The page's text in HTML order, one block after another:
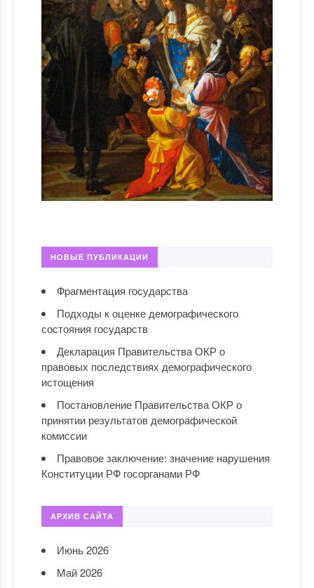
НОВЫЕ ПУБЛИКАЦИИ
Фрагментация государства
Подходы к оценке демографического
состояния государств
Декларация Правительства ОКР о
правовых последствиях демографического
истощения
Постановление Правительства ОКР о
принятии результатов демографической
комиссии
Правовое заключение: значение нарушения
Конституции РФ госорганами РФ
АРХИВ САЙТА
Июнь 2026
Май 2026